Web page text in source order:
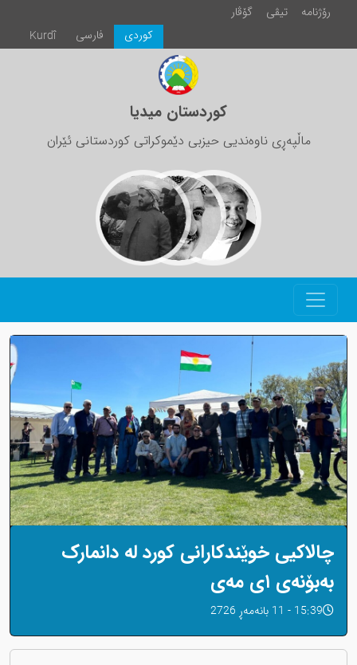
رۆژنامە تیڤی
گۆڤار
Kurdî
فارسی كوردی
کوردستان میدیا
ماڵپەڕی ناوەندیی حیزبی دێموکراتی کوردستانی ئێران
چالاکیی خوێندکارانی کورد لە دانمارک
بەبۆنەی ١ی مەی
15:39 - 11 بانەمەڕ 2726